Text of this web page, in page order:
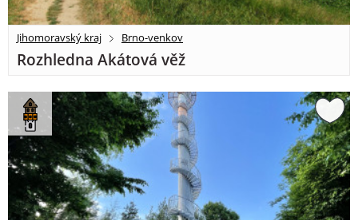
Jihomoravský kraj Brno-venkov
Rozhledna Akátová věž